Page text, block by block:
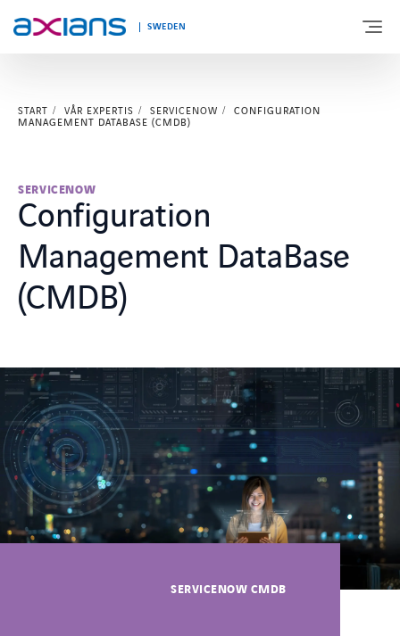
SWEDEN
OM AXIANS
BRANSCHER
KUNSKAPSBANK & EVENTS
Karriärsida
Axess inlogg
START VÅR EXPERTIS SERVICENOW
CONFIGURATION
MANAGEMENT DATABASE (CMDB)
SERVICENOW
Configuration
Management DataBase
(CMDB)
SERVICENOW CMDB